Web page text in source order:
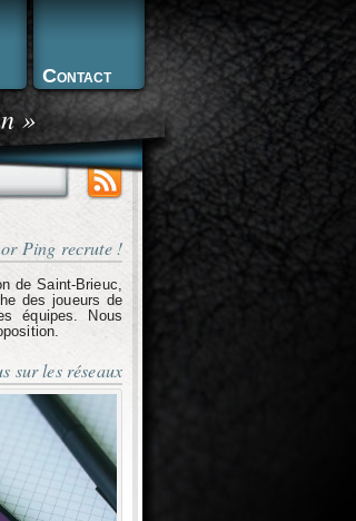
»
Contact
Ping recrute !
de Saint-Brieuc,
des joueurs de
équipes. Nous
sur les réseaux